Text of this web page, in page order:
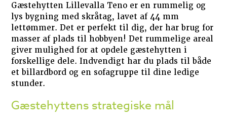
Gæstehytten Lillevalla Teno er en rummelig og
lys bygning med skråtag, lavet af 44 mm
lettømmer. Det er perfekt til dig, der har brug for
masser af plads til hobbyen! Det rummelige areal
giver mulighed for at opdele gæstehytten i
forskellige dele. Indvendigt har du plads til både
et billardbord og en sofagruppe til dine ledige
stunder.
Gæstehyttens strategiske mål